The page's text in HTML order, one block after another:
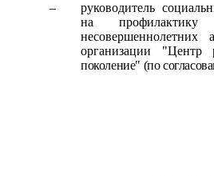
–
руководитель
на профилактику
несовершеннолетних
организации "Центр
поколение" (по